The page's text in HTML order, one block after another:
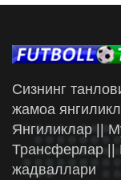
Сизнинг
жамоа
Янгиликлар ||
Трансферлар ||
жадваллари